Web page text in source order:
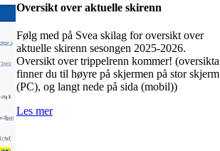
Oversikt over aktuelle skirenn
Følg med på Svea skilag for oversikt over
aktuelle skirenn sesongen 2025-2026.
Oversikt over trippelrenn kommer! (oversikta
finner du til høyre på skjermen på stor skjerm
(PC), og langt nede på sida (mobil))
Les mer